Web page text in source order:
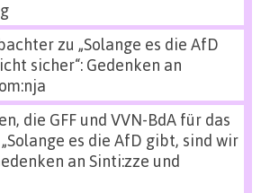
zu „Solange es die AfD
sicher“: Gedenken an
die GFF und VVN-BdA für das
„Solange es die AfD gibt, sind wir
an Sinti:zze und